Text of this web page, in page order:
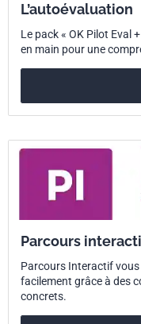
L’autoévaluation
Le pack « OK Pilot Eval
en main pour une
Parcours
Parcours Interactif
facilement grâce à des
concrets.